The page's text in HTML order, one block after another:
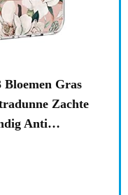
Bloemen Gras
Zachte
Anti…